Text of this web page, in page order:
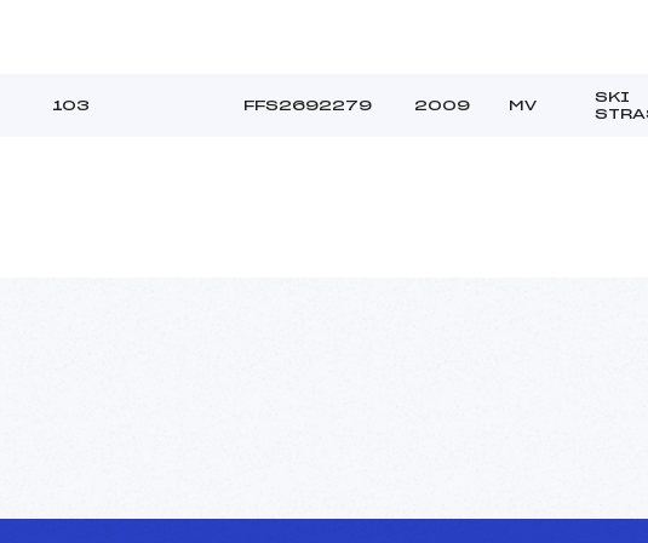
103 FFS2692279 2009 MV
SKI